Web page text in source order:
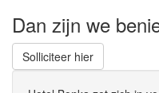
Dan zijn we
Solliciteer hier